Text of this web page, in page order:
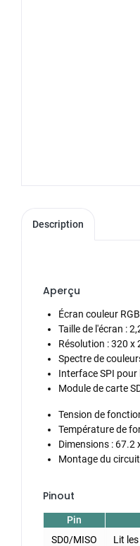
Description
Aperçu
Écran couleur
Taille de l'écran :
Résolution : 320 x
Spectre de
Interface SPI
Module de carte
Tension de
Température de
Dimensions : 67.2
Montage du
Pinout
Pin
SD0/MISO
Lit